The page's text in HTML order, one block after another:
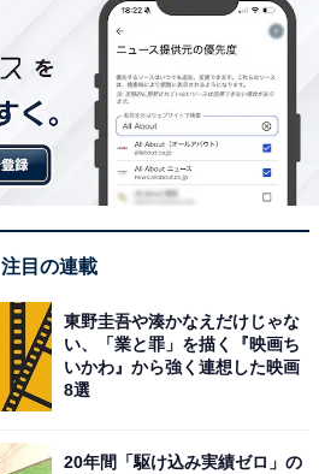
注目の連載
東野圭吾や湊かなえだけじゃな
い、「業と罪」を描く『映画ち
いかわ』から強く連想した映画
8選
20年間「駆け込み実績ゼロ」の